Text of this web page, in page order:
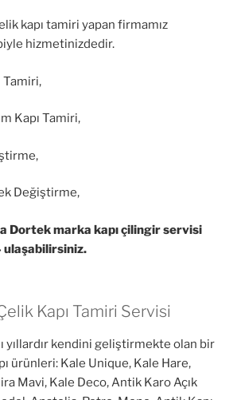
kapı tamiri yapan firmamız
hizmetinizdedir.
Tamiri,
Kapı Tamiri,
Değiştirme,
Dortek marka kapı çilingir servisi
ulaşabilirsiniz.
Kapı Tamiri Servisi
yıllardır kendini geliştirmekte olan bir
ürünleri: Kale Unique, Kale Hare,
Mavi, Kale Deco, Antik Karo Açık